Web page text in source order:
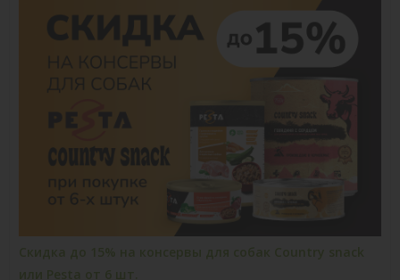
Скидка до 15% на консервы для собак Country snack
или Pesta от 6 шт.